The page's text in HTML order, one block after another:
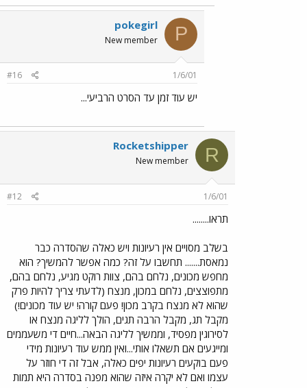
P
pokegirl
New member
1/6/01
#16
יש עוד זמן עד הסרט הרביעי...
R
Rocketshipper
New member
1/6/01
#12
תראו........
בשלב מסויים אין רעיונות ויש כאלה שהסדרה כבר
נמאסת....... תחשבו על זה? כמה אפשר להמשיך? הוא
מחפש מכונים, נלחם בהם, צוות רוקט מגיע, נלחם בהם,
מתפוצצים, נלחם במכון, מנצח (לדעתי צריך להיות פרק
שהוא לא מנצח בקרב מכון! פעם קורה! יש עוד מכונים!)
מקבל תג, מקבל הרבה תגים, הולך לליגה מנצח או
לסירוגין מפסיד, וממשיך לליגה הבאה...חיים די משעממים
ומייגעים אם תשאלו אותי...ואין ממש עוד רעיונות מידי
פעם בוקעים רעיונות יפים כאלה, אבל זה די חוזר על
עצמו ואם לא יקרה איזה שהוא מפנה בסדרה היא תמות